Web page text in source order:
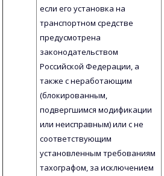
если его установка на
транспортном средстве
предусмотрена
законодательством
Российской Федерации, а
также с неработающим
(блокированным,
подвергшимся модификации
или неисправным) или с не
соответствующим
установленным требованиям
тахографом, за исключением